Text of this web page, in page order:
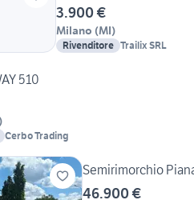
3.900 €
Milano (MI)
Rivenditore Trailix SRL
510
)
Cerbo Trading
Semirimorchio
46.900 €